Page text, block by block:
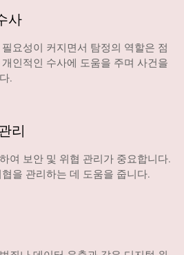
사
요성이 커지면서 탐정의 역할은 점
인적인 수사에 도움을 주며 사건을
.
리
여 보안 및 위협 관리가 중요합니다.
을 관리하는 데 도움을 줍니다.